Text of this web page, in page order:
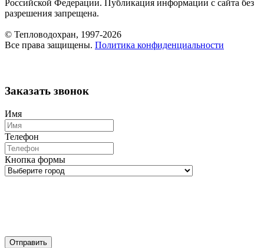
Российской Федерации. Публикация информации с сайта без
разрешения запрещена.
© Тепловодохран, 1997-2026
Все права защищены. Политика конфиденциальности
Заказать звонок
Имя
Телефон
Кнопка формы
Отправить